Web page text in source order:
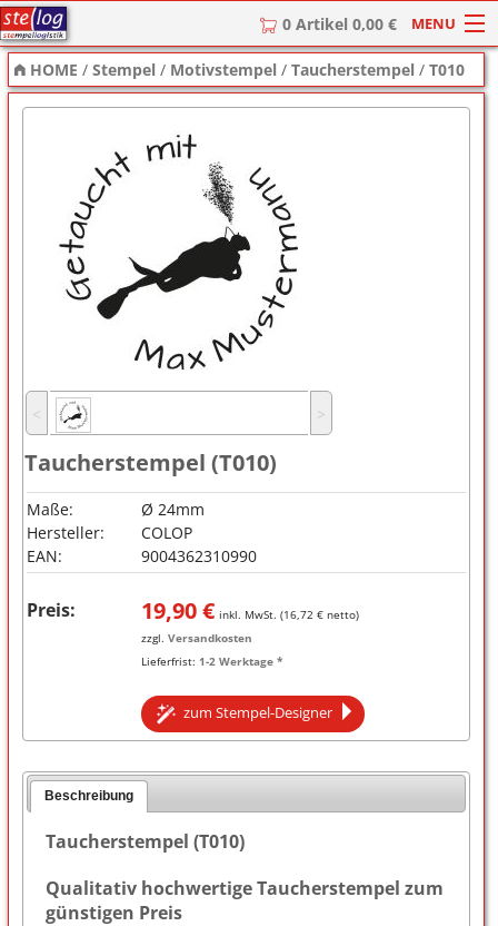
0 Artikel 0,00 € MENU
HOME
Stempel-Textplatten
Stempelzubehör
HOME /Stempel / Motivstempel /Taucherstempel /T010
˂ ˃
Taucherstempel (T010)
Maße:
Ø 24mm
Hersteller:
COLOP
EAN:
9004362310990
Preis: 19,90€ inkl. MwSt. (16,72€ netto)
zzgl. Versandkosten
Lieferfrist: 1-2 Werktage *
zum Stempel-Designer
Beschreibung
Taucherstempel (T010)
Qualitativ hochwertige Taucherstempel zum
günstigen Preis